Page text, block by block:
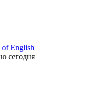
English
сегодня